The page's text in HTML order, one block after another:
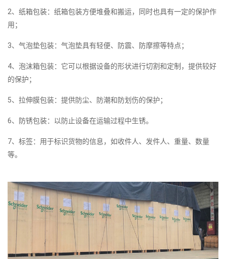
2、纸箱包装：纸箱包装方便堆叠和搬运，同时也具有一定的保护作
用；
3、气泡垫包装：气泡垫具有轻便、防震、防摩擦等特点；
4、泡沫箱包装：它可以根据设备的形状进行切割和定制，提供较好
的保护；
5、拉伸膜包装：提供防尘、防潮和防划伤的保护；
6、防锈包装：以防止设备在运输过程中生锈。
7、标签：用于标识货物的信息，如收件人、发件人、重量、数量
等。